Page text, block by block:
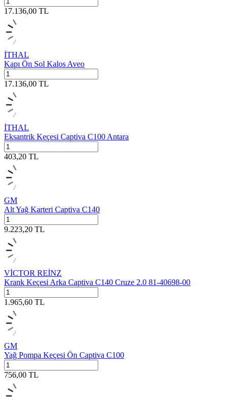
17.136,00 TL
İTHAL
Kapı Ön Sol Kalos Aveo
17.136,00 TL
İTHAL
Eksantrik Keçesi Captiva C100 Antara
403,20 TL
GM
Alt Yağ Karteri Captiva C140
9.223,20 TL
VİCTOR REİNZ
Krank Keçesi Arka Captiva C140 Cruze 2.0 81-40698-00
1.965,60 TL
GM
Yağ Pompa Keçesi Ön Captiva C100
756,00 TL